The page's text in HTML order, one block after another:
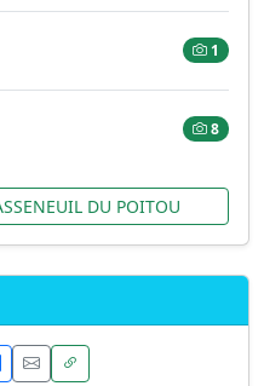
1
8
DU POITOU